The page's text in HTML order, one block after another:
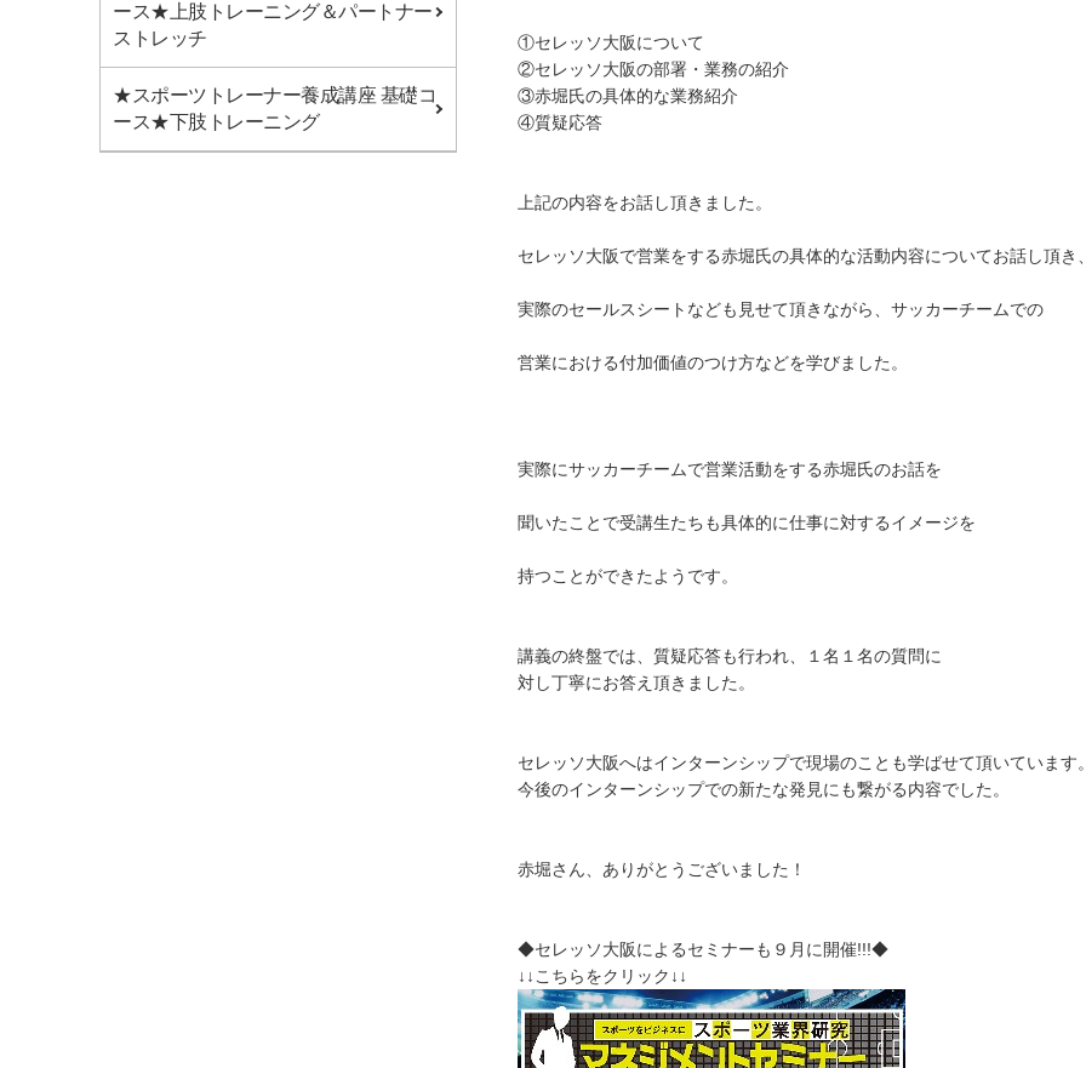
①セレッソ大阪について
②セレッソ大阪の部署・業務の紹介
③赤堀氏の具体的な業務紹介
④質疑応答
上記の内容をお話し頂きました。
セレッソ大阪で営業をする赤堀氏の具体的な活動内容についてお話し頂き
実際のセールスシートなども見せて頂きながら、サッカーチームでの
営業における付加価値のつけ方などを学びました。
実際にサッカーチームで営業活動をする赤堀氏のお話を
聞いたことで受講生たちも具体的に仕事に対するイメージを
持つことができたようです。
講義の終盤では、質疑応答も行われ、１名１名の質問に
対し丁寧にお答え頂きました。
セレッソ大阪へはインターンシップで現場のことも学ばせて頂いています
今後のインターンシップでの新たな発見にも繋がる内容でした。
赤堀さん、ありがとうございました！
◆セレッソ大阪によるセミナーも９月に開催!!!◆
↓↓こちらをクリック↓↓
ース★上肢トレーニング＆パートナー
ストレッチ
★スポーツトレーナー養成講座 基礎コ
ース★下肢トレーニング